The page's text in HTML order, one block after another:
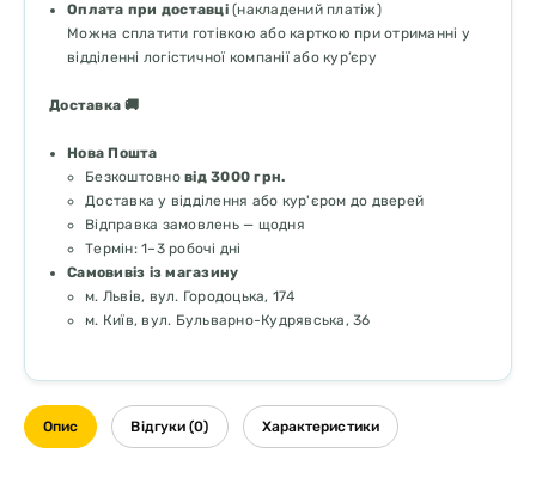
Оплата при доставці(накладений платіж)
Можна сплатити готівкою або карткою при отриманні у
відділенні логістичної компанії або кур’єру
Доставка 🚚
Нова Пошта
Безкоштовно від 3000 грн.
Доставка у відділення або кур'єром до дверей
Відправка замовлень — щодня
Термін: 1–3 робочі дні
Самовивіз із магазину
м. Львів, вул. Городоцька, 174
м. Київ, вул. Бульварно-Кудрявська, 36
Опис Відгуки (0) Характеристики